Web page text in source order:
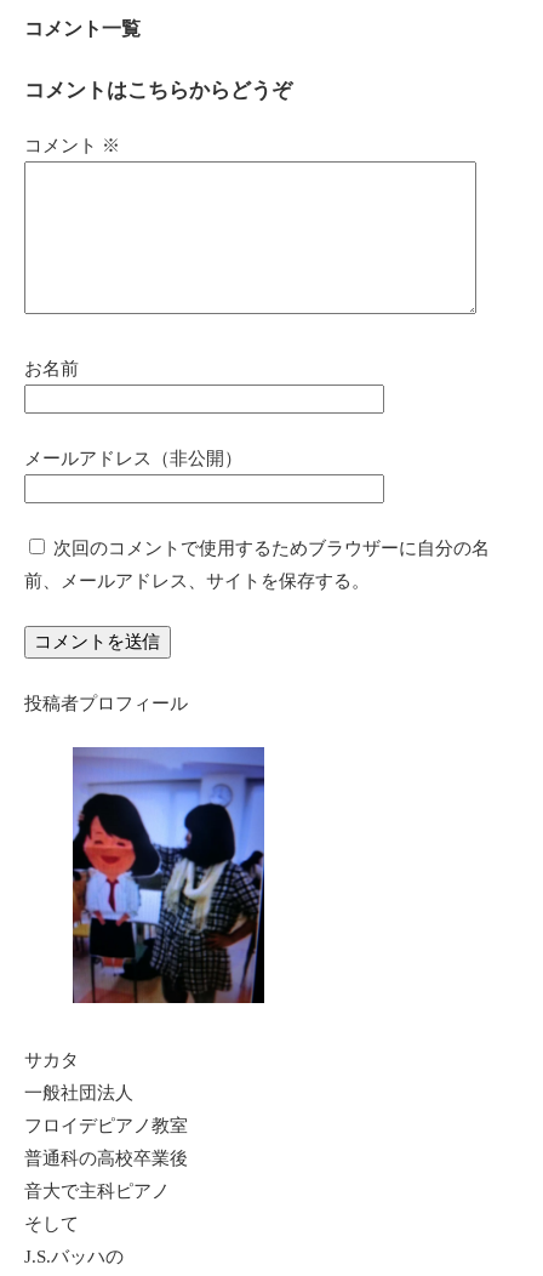
コメント一覧
コメントはこちらからどうぞ
コメント ※
お名前
メールアドレス（非公開）
次回のコメントで使用するためブラウザーに自分の名
前、メールアドレス、サイトを保存する。
投稿者プロフィール
サカタ
一般社団法人
フロイデピアノ教室
普通科の高校卒業後
音大で主科ピアノ
そして
J.S.バッハの